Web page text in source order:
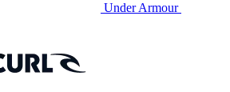
Under Armour